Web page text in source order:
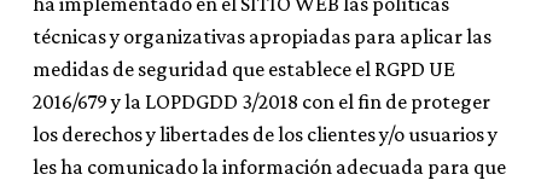
técnicas y organizativas apropiadas para aplicar las
medidas de seguridad que establece el RGPD UE
2016/679 y la LOPDGDD 3/2018 con el fin de proteger
los derechos y libertades de los clientes y/o usuarios y
les ha comunicado la información adecuada para que